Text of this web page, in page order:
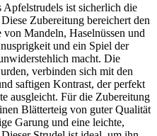
Apfelstrudels ist sicherlich die
Zubereitung bereichert den
Mandeln, Haselnüssen und
und ein Spiel der
macht. Die
verbinden sich mit den
saftigen Kontrast, der perfekt
ausgleicht. Für die Zubereitung
Blätterteig von guter Qualität
Garung und eine leichte,